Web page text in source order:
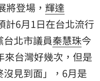
將登場， 輝達
計6月1日在台北流行
北市議員秦慧珠今
來台灣好幾次，但是
沒見到面」，6月是